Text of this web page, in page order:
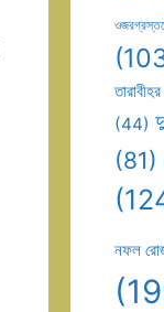
(44)
(81)
নফল